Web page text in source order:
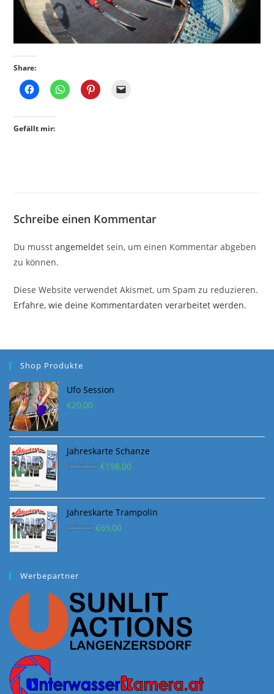
Share:
Gefällt mir:
Schreibe einen Kommentar
Du musstangemeldet sein, um einen Kommentar abgeben
zu können.
Diese Website verwendet Akismet, um Spam zu reduzieren.
Erfahre, wie deine Kommentardaten verarbeitet werden.
Shop Produkte
Ufo Session
€20,00
Jahreskarte Schanze
€200,00 Ursprünglicher
war:
€200,00
€198,00Aktueller
ist:
€198,00.
Jahreskarte Trampolin
€70,00 Ursprünglicher
€69,00Aktueller
Werbepartner